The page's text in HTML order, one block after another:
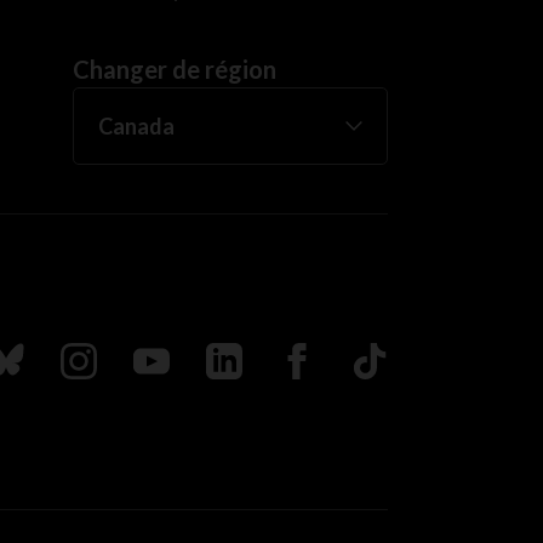
Changer de région
nous sur Bluesky
Suivez nous sur Instagram
Suivez nous sur Youtube
Suivez nous sur LinkedIn
Suivez nous sur
TikTok